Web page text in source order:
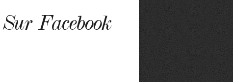
Sur Facebook